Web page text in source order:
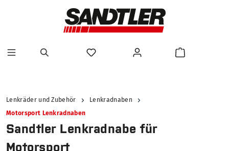
Lenkräder und Zubehör
Lenkradnaben
Motorsport Lenkradnaben
Sandtler Lenkradnabe für
Motorsport